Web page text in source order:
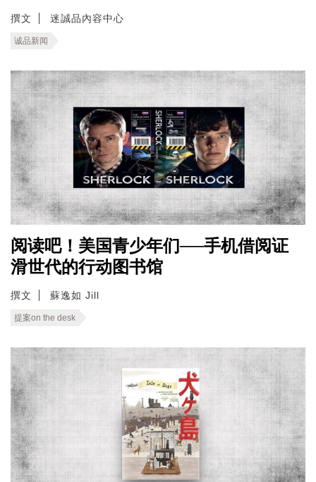
撰文 迷誠品內容中心
诚品新闻
阅读吧！美国青少年们──手机借阅证
滑世代的行动图书馆
撰文 蘇逸如 Jill
提案on the desk